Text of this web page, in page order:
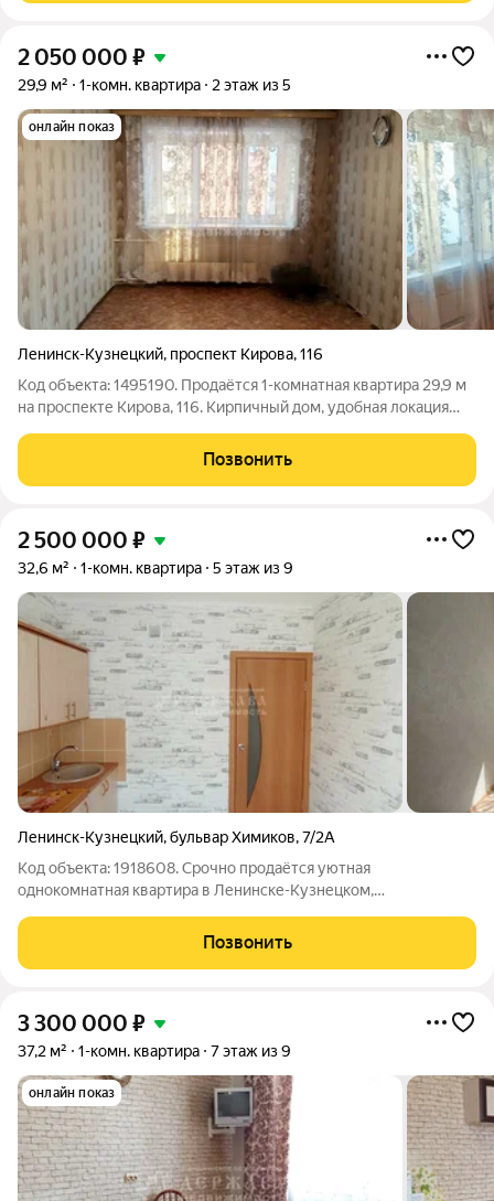
2 050 000 ₽
29,9 м² 1-комн. квартира 2 этаж из 5
онлайн показ
Ленинск-Кузнецкий, проспект Кирова,116
Код объекта: 1495190. Продаётся 1-комнатная квартира 29,9 м
на проспекте Кирова, 116. Кирпичный дом, удобная локация
для сдачи в аренду? Обратите внимание на этот объект в
Ленинске-Кузнецком.
Позвонить
2 500 000 ₽
32,6 м² 1-комн. квартира 5 этаж из 9
Ленинск-Кузнецкий,бульвар Химиков,7/2А
Код объекта: 1918608. Срочно продаётся уютная
однокомнатная квартира в Ленинске-Кузнецком,
идеальный выбор для тех, кто ценит комфорт и доступность.
Квартира находится на 6 этаже 9-этажного
Позвонить
3 300 000 ₽
37,2 м² 1-комн. квартира 7 этаж из 9
онлайн показ